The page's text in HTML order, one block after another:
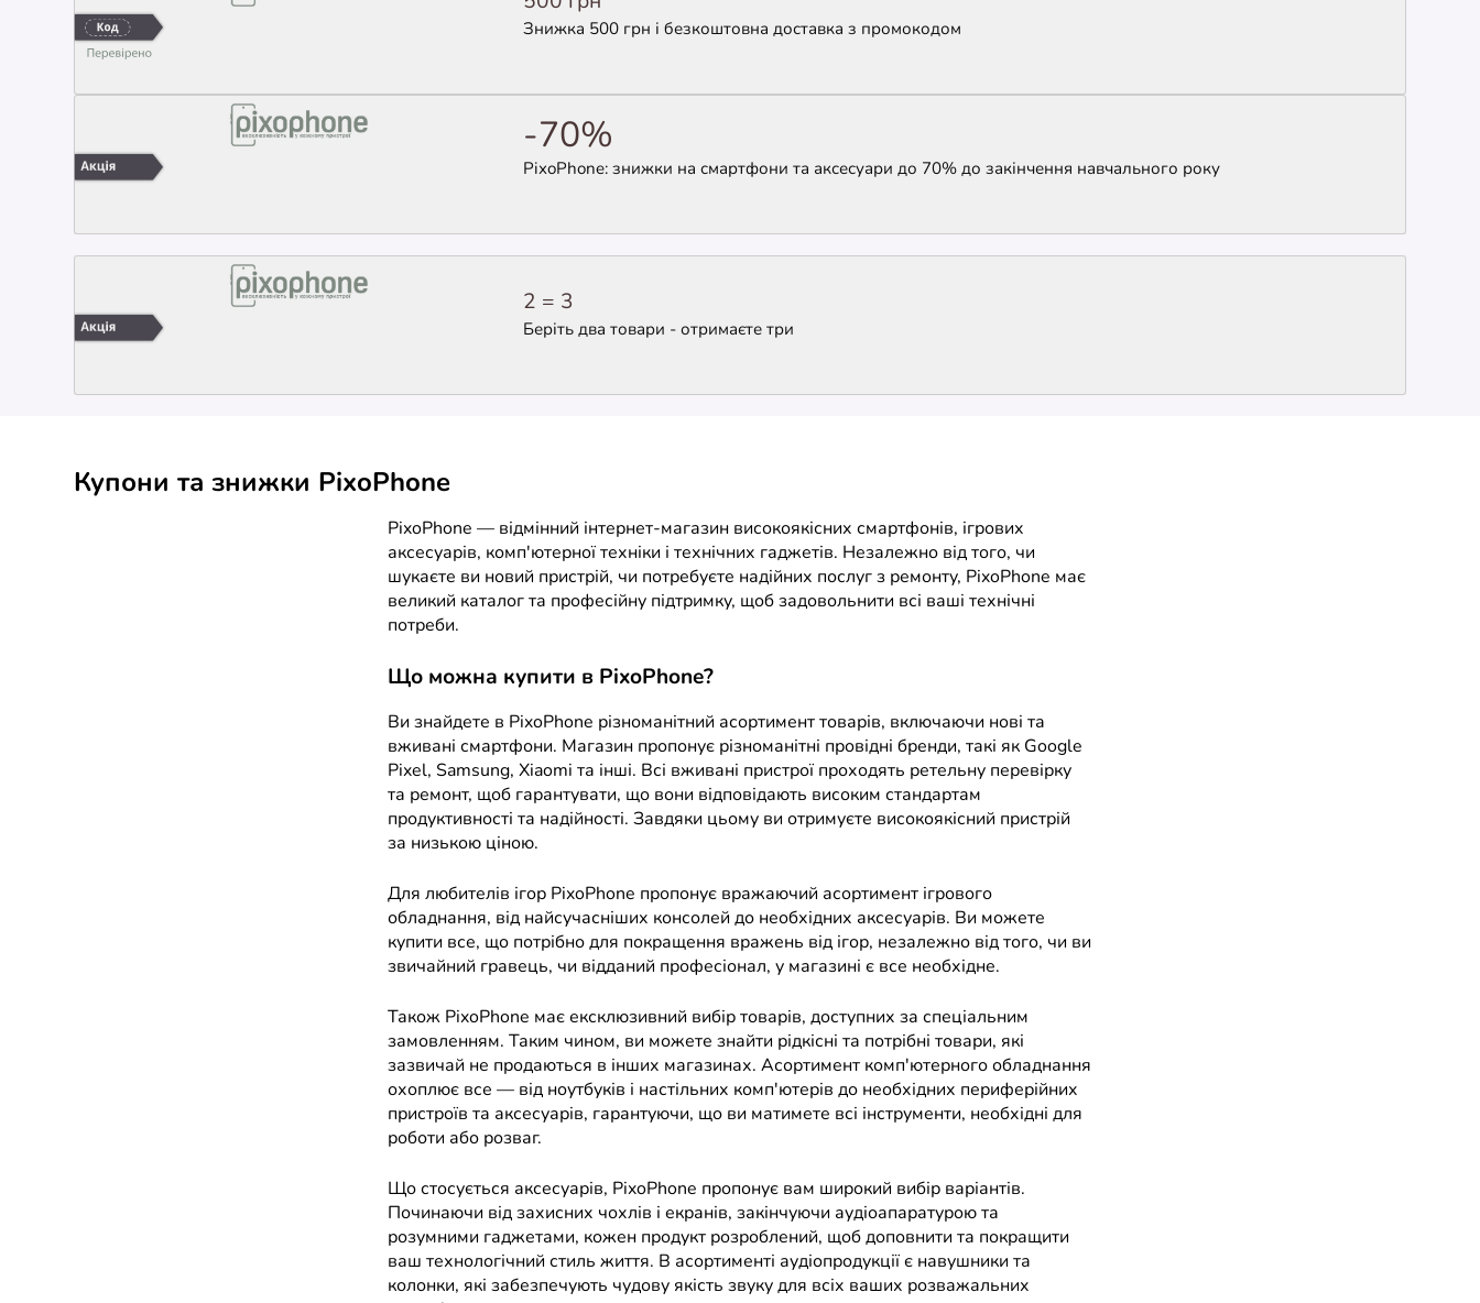
Знижка 500 грн і безкоштовна доставка з промокодом
-70%
PixoPhone: знижки на смартфони та аксесуари до 70% до закінчення навчального року
2 = 3
Беріть два товари - отримаєте три
Купони та знижки PixoPhone
PixoPhone — відмінний інтернет-магазин високоякісних смартфонів, ігрових
аксесуарів, комп'ютерної техніки і технічних гаджетів. Незалежно від того, чи
шукаєте ви новий пристрій, чи потребуєте надійних послуг з ремонту, PixoPhone має
великий каталог та професійну підтримку, щоб задовольнити всі ваші технічні
потреби.
Що можна купити в PixoPhone?
Ви знайдете в PixoPhone різноманітний асортимент товарів, включаючи нові та
вживані смартфони. Магазин пропонує різноманітні провідні бренди, такі як Google
Pixel, Samsung, Xiaomi та інші. Всі вживані пристрої проходять ретельну перевірку
та ремонт, щоб гарантувати, що вони відповідають високим стандартам
продуктивності та надійності. Завдяки цьому ви отримуєте високоякісний пристрій
за низькою ціною.
Для любителів ігор PixoPhone пропонує вражаючий асортимент ігрового
обладнання, від найсучасніших консолей до необхідних аксесуарів. Ви можете
купити все, що потрібно для покращення вражень від ігор, незалежно від того, чи ви
звичайний гравець, чи відданий професіонал, у магазині є все необхідне.
Також PixoPhone має ексклюзивний вибір товарів, доступних за спеціальним
замовленням. Таким чином, ви можете знайти рідкісні та потрібні товари, які
зазвичай не продаються в інших магазинах. Асортимент комп'ютерного обладнання
охоплює все — від ноутбуків і настільних комп'ютерів до необхідних периферійних
пристроїв та аксесуарів, гарантуючи, що ви матимете всі інструменти, необхідні для
роботи або розваг.
Що стосується аксесуарів, PixoPhone пропонує вам широкий вибір варіантів.
Починаючи від захисних чохлів і екранів, закінчуючи аудіоапаратурою та
розумними гаджетами, кожен продукт розроблений, щоб доповнити та покращити
ваш технологічний стиль життя. В асортименті аудіопродукції є навушники та
колонки, які забезпечують чудову якість звуку для всіх ваших розважальних